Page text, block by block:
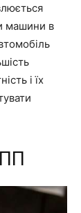
машини в
і їх